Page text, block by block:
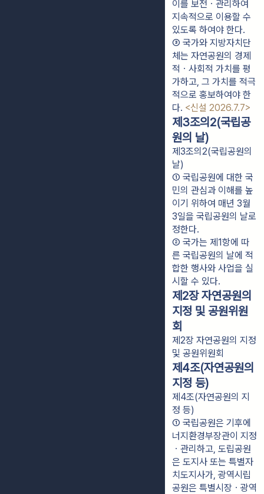
이를 보전ㆍ관리하여
지속적으로 이용할 수
있도록 하여야 한다.
③ 국가와 지방자치단
체는 자연공원의 경제
적ㆍ사회적 가치를 평
가하고, 그 가치를 적극
적으로 홍보하여야 한
다. <신설 2026.7.7>
제3조의2(국립공
원의 날)
제3조의2(국립공원의
날)
① 국립공원에 대한 국
민의 관심과 이해를 높
이기 위하여 매년 3월
3일을 국립공원의 날로
정한다.
② 국가는 제1항에 따
른 국립공원의 날에 적
합한 행사와 사업을 실
시할 수 있다.
제2장 자연공원의
지정 및 공원위원
회
제2장 자연공원의 지정
및 공원위원회
제4조(자연공원의
지정 등)
제4조(자연공원의 지
정 등)
① 국립공원은 기후에
너지환경부장관이 지정
ㆍ관리하고, 도립공원
은 도지사 또는 특별자
치도지사가, 광역시립
공원은 특별시장ㆍ광역